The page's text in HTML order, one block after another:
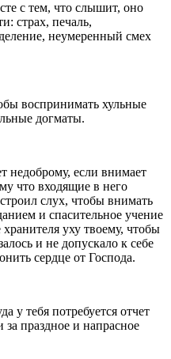
с тем, что слышит, оно
страх, печаль,
неумеренный смех
воспринимать хульные
догматы.
недоброму, если внимает
что входящие в него
слух, чтобы внимать
и спасительное учение
уху твоему, чтобы
и не допускало к себе
сердце от Господа.
у тебя потребуется отчет
за праздное и напрасное